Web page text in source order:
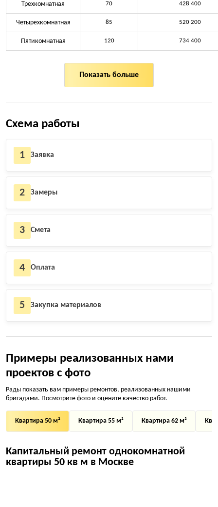
Трехкомнатная 70 428 400
Четырехкомнатная 85 520 200
Пятикомнатная 120 734 400
Показать больше
Схема работы
1 Заявка
2 Замеры
3 Смета
4 Оплата
5 Закупка материалов
Примеры реализованных нами
проектов с фото
Рады показать вам примеры ремонтов, реализованных нашими
бригадами. Посмотрите фото и оцените качество работ.
Квартира 50 м² Квартира 55 м² Квартира 62 м²
Капитальный ремонт однокомнатной
квартиры 50 кв м в Москве